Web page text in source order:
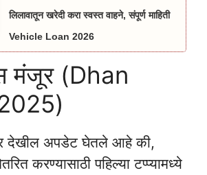
लिलावातून खरेदी करा स्वस्त वाहने, संपूर्ण माहिती
Vehicle Loan 2026
मंजूर (Dhan
देखील अपडेट घेतले आहे की,
करण्यासाठी पहिल्या टप्प्यामध्ये